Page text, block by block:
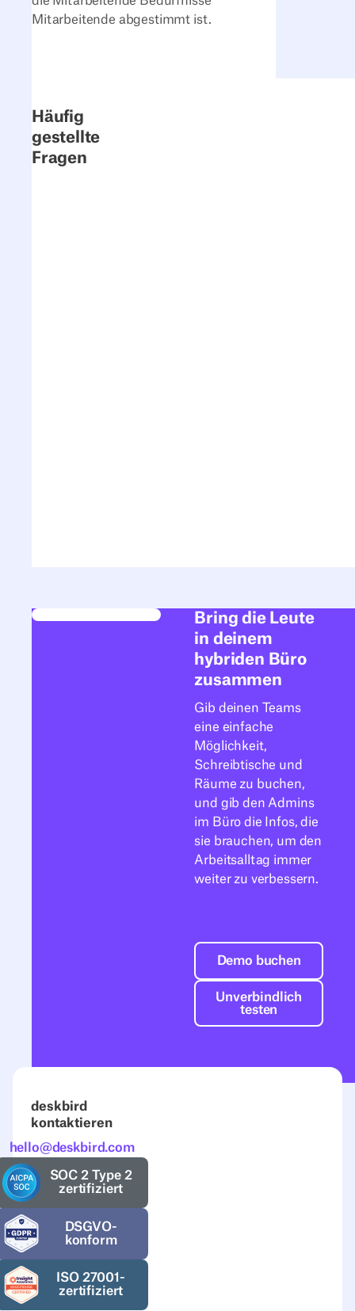
Mitarbeitende abgestimmt ist.
Häufig
gestellte
Fragen
Bring die Leute
in deinem
hybriden Büro
zusammen
Gib deinen Teams
eine einfache
Möglichkeit,
Schreibtische und
Räume zu buchen,
und gib den Admins
im Büro die Infos, die
sie brauchen, um den
Arbeitsalltag immer
weiter zu verbessern.
Demo buchen
Demo buchen
Unverbindlich
Unverbindlich
testen
deskbird
kontaktieren
hello@deskbird.com
SOC 2 Type 2
zertifiziert
DSGVO-
konform
ISO 27001-
zertifiziert